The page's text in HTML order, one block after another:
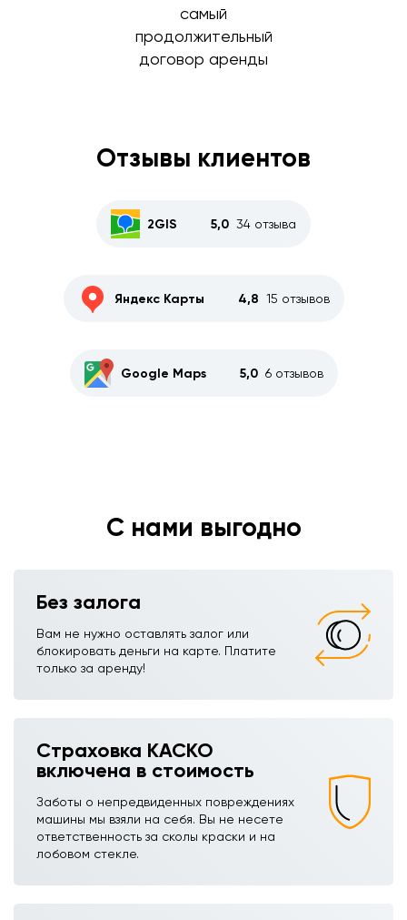
самый
продолжительный
договор аренды
Отзывы клиентов
2GIS 5,0 34 отзыва
Яндекс Карты 4,8 15 отзывов
Google Maps 5,0 6 отзывов
С нами выгодно
Без залога
Вам не нужно оставлять залог или
блокировать деньги на карте. Платите
только за аренду!
Страховка КАСКО
включена в стоимость
Заботы о непредвиденных повреждениях
машины мы взяли на себя. Вы не несете
ответственность за сколы краски и на
лобовом стекле.